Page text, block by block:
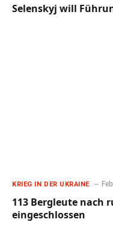
Selenskyj will
KRIEG IN DER UKRAINE
113 Bergleute nach
eingeschlossen